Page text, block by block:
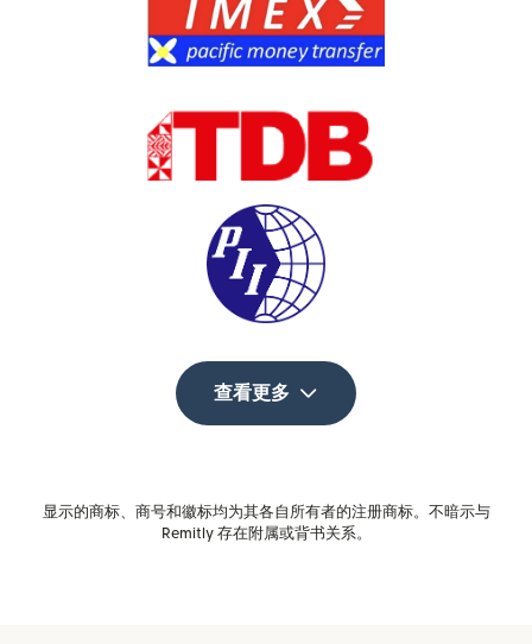
查看更多
显示的商标、商号和徽标均为其各自所有者的注册商标。不暗示与
Remitly 存在附属或背书关系。